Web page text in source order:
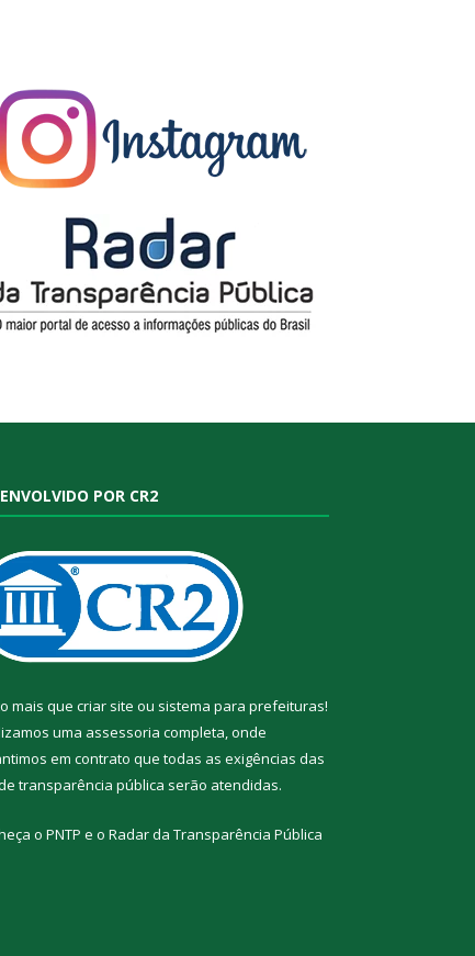
POR CR2
mais que criar site ou sistema para prefeituras!
uma assessoria completa, onde
em contrato que todas as exigências das
transparência pública serão atendidas.
o PNTP e o Radar da Transparência Pública